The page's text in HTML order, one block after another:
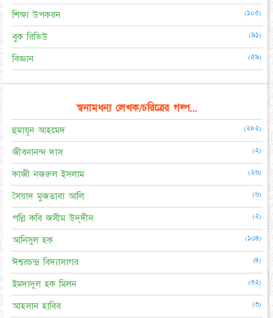
শিক্ষা উপকরন (১০৫)
বুক রিভিউ (৯১)
বিজ্ঞান (৫৯)
স্বনামধন্য লেখক/চরিত্রের গল্প...
হুমায়ূন আহমেদ (২৮২)
জীবনানন্দ দাস (২)
কাজী নজরুল ইসলাম (২৬)
সৈয়াদ মুজতাবা আলি (৬)
পল্লি কবি জসীম উদ্‌দীন (২)
আনিসুল হক (১০৪)
ঈশ্বরচন্দ্র বিদ্যাসাগর (৪)
ইমদাদুল হক মিলন (৩২)
আহসান হাবিব (৩)